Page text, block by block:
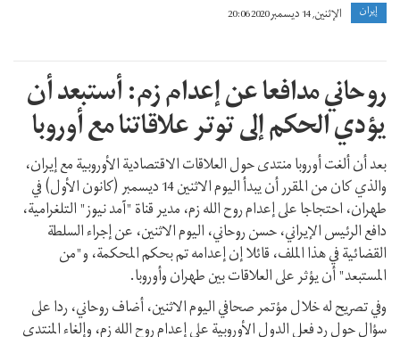
إيران الإثنين, 14 ديسمبر 2020 20:06
روحاني مدافعا عن إعدام زم: أستبعد أن
يؤدي الحكم إلى توتر علاقاتنا مع أوروبا
بعد أن ألغت أوروبا منتدى حول العلاقات الاقتصادية الأوروبية مع إيران،
والذي كان من المقرر أن يبدأ اليوم الاثنين 14 ديسمبر (كانون الأول) في
طهران، احتجاجا على إعدام روح الله زم، مدير قناة "آمد نيوز" التلغرامية،
دافع الرئيس الإيراني، حسن روحاني، اليوم الاثنين، عن إجراء السلطة
القضائية في هذا الملف، قائلا إن إعدامه تم بحكم المحكمة، و"من
المستبعد" أن يؤثر على العلاقات بين طهران وأوروبا.
وفي تصريح له خلال مؤتمر صحافي اليوم الاثنين، أضاف روحاني، ردا على